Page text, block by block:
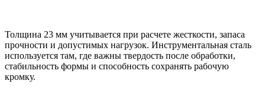
Толщина 23 мм учитывается при расчете жесткости, запаса
прочности и допустимых нагрузок. Инструментальная сталь
используется там, где важны твердость после обработки,
стабильность формы и способность сохранять рабочую
кромку.